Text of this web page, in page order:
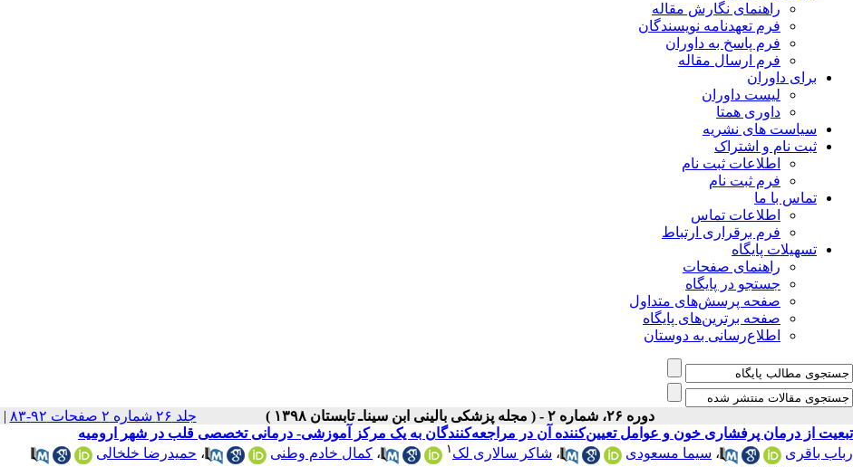
راهنمای نگارش مقاله
فرم تعهدنامه نویسندگان
فرم پاسخ به داوران
فرم ارسال مقاله
برای داوران
لیست داوران
داوری همتا
سیاست های نشریه
ثبت نام و اشتراک
اطلاعات ثبت نام
فرم ثبت نام
تماس با ما
اطلاعات تماس
فرم برقراری ارتباط
تسهیلات پایگاه
راهنمای صفحات
جستجو در پایگاه
صفحه پرسش‌های متداول
صفحه برترین‌های پایگاه
اطلاع‌رسانی به دوستان
دوره ۲۶، شماره ۲ - ( مجله پزشکی بالینی ابن سیناـ تابستان ۱۳۹۸ ) جلد ۲۶ شماره ۲ صفحات ۹۲-۸۳ |
تبعیت از درمان پرفشاری خون و عوامل تعیین‌کننده آن در مراجعه‌کنندگان به یک مرکز آموزشی- درمانی تخصصی قلب در شهر ارومیه
رباب باقری
، سیما مسعودی ، شاکر سالاری لک ۱ ، کمال خادم وطنی ، حمیدرضا خلخالی